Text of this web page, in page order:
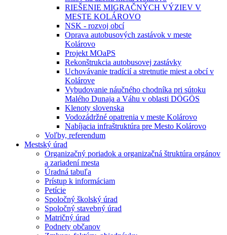
RIEŠENIE MIGRAČNÝCH VÝZIEV V
MESTE KOLÁROVO
NSK - rozvoj obcí
Oprava autobusových zastávok v meste
Kolárovo
Projekt MOaPS
Rekonštrukcia autobusovej zastávky
Uchovávanie tradícií a stretnutie miest a obcí v
Kolárove
Vybudovanie náučného chodníka pri sútoku
Malého Dunaja a Váhu v oblasti DÖGÖS
Klenoty slovenska
Vodozádržné opatrenia v meste Kolárovo
Nabíjacia infraštruktúra pre Mesto Kolárovo
Voľby, referendum
Mestský úrad
Organizačný poriadok a organizačná štruktúra orgánov
a zariadení mesta
Úradná tabuľa
Prístup k informáciam
Petície
Spoločný školský úrad
Spoločný stavebný úrad
Matričný úrad
Podnety občanov